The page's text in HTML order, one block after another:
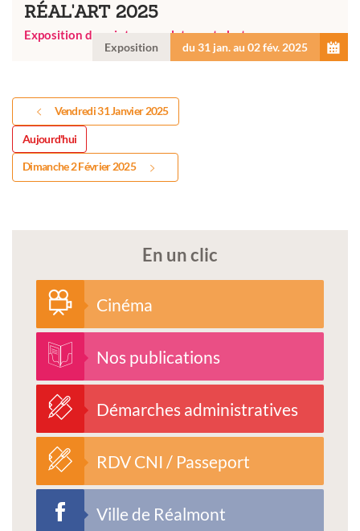
RÉAL'ART 2025
Exposition de peinture, sculpture et photo
Exposition du 31 jan. au 02 fév. 2025
Vendredi 31 Janvier 2025
Aujourd'hui
Dimanche 2 Février 2025
En un clic
Cinéma
Nos publications
Démarches administratives
RDV CNI / Passeport
Ville de Réalmont